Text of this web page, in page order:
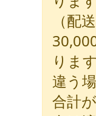
（配
りま
違う
合計